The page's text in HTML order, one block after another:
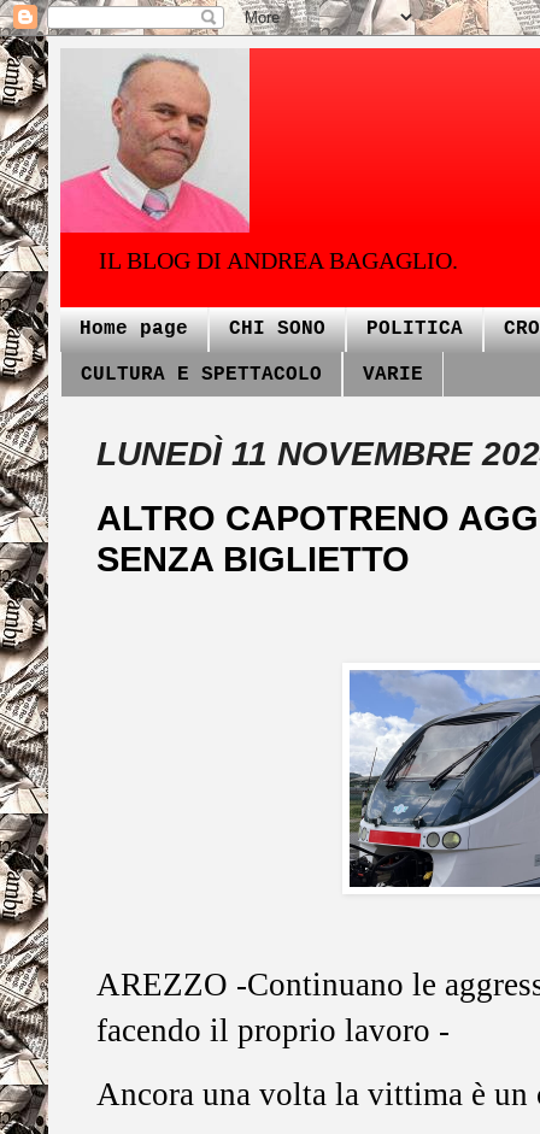
IL BLOG DI ANDREA BAGAGLIO.
Home page CHI SONO POLITICA
CULTURA E SPETTACOLO VARIE
LUNEDÌ 11 NOVEMBRE
ALTRO CAPOTRENO
SENZA BIGLIETTO
AREZZO -Continuano le
facendo il proprio lavoro -
Ancora una volta la vittima è un